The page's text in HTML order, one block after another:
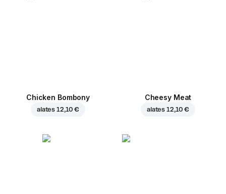
Chicken Bombony
alates 12,10 €
Cheesy Meat
alates 12,10 €